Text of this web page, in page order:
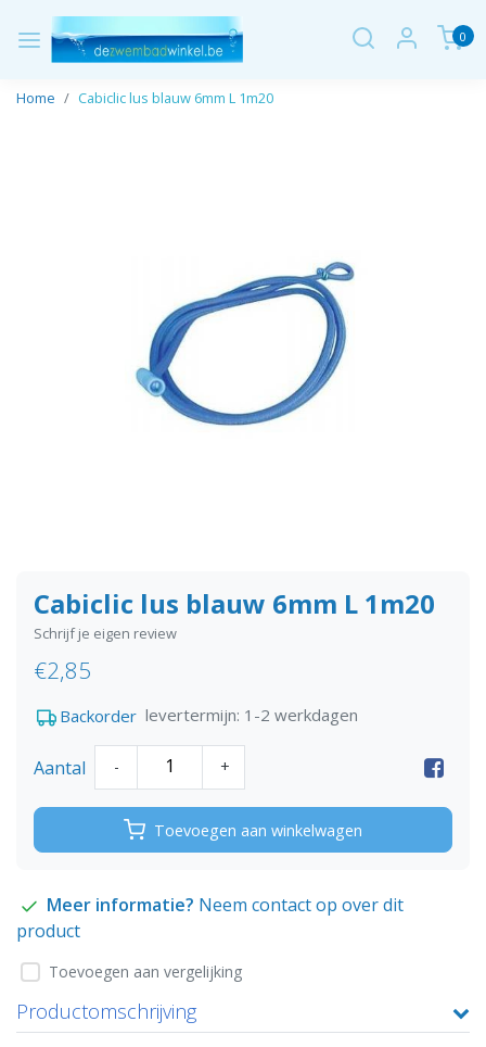
0
Home Cabiclic lus blauw 6mm L 1m20
Cabiclic lus blauw 6mm L 1m20
Schrijf je eigen review
€2,85
Backorder levertermijn: 1-2 werkdagen
Aantal - +
Toevoegen aan winkelwagen
Meer informatie? Neem contact op over dit
product
Toevoegen aan vergelijking
Productomschrijving